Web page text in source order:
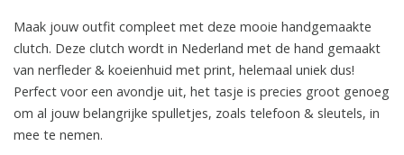
Maak jouw outfit compleet met deze mooie handgemaakte
clutch. Deze clutch wordt in Nederland met de hand gemaakt
van nerfleder & koeienhuid met print, helemaal uniek dus!
Perfect voor een avondje uit, het tasje is precies groot genoeg
om al jouw belangrijke spulletjes, zoals telefoon & sleutels, in
mee te nemen.